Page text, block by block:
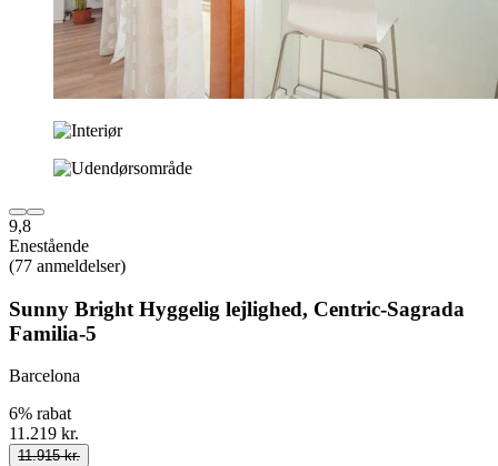
9,8
Enestående
(77 anmeldelser)
Sunny Bright Hyggelig lejlighed, Centric-Sagrada
Familia-5
Barcelona
6% rabat
11.219 kr.
11.915 kr.